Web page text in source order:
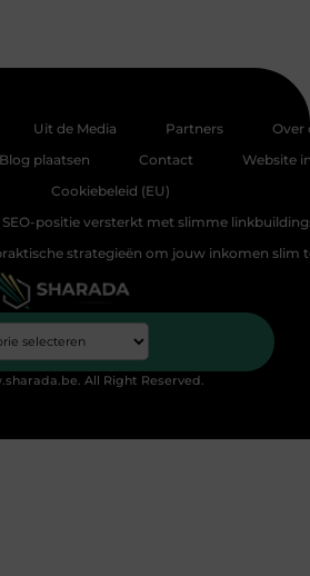
Uit de Media Partners
Over
Blog plaatsen Contact
Website
Cookiebeleid (EU)
positie versterkt met slimme
strategieën om jouw inkomen slim
All Right Reserved.